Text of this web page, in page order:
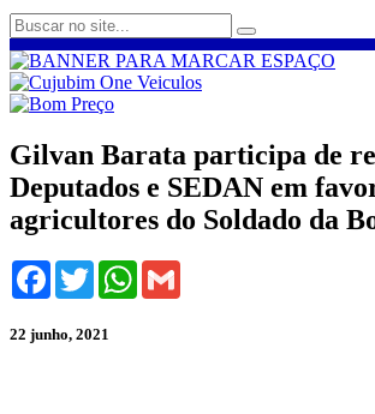
Gilvan Barata participa de
Deputados e SEDAN em
agricultores do Soldado da
Facebook
TwitterWhatsApp
22 junho, 2021